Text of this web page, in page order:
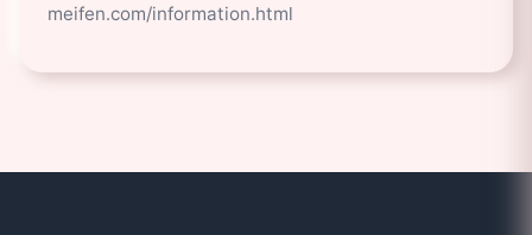
meifen.com/information.html